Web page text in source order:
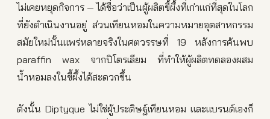
ไม่เคยหยุดกิจการ — ได้ชื่อว่าเป็นผู้ผลิตขี้ผึ้งที่เก่าแก่ที่สุดในโลก
ที่ยังดำเนินงานอยู่ ส่วนเทียนหอมในความหมายอุตสาหกรรม
สมัยใหม่นั้นแพร่หลายจริงในศตวรรษที่ 19 หลังการค้นพบ
paraffin wax จากปิโตรเลียม ที่ทำให้ผู้ผลิตทดลองผสม
น้ำหอมลงในขี้ผึ้งได้สะดวกขึ้น
ดังนั้น Diptyque ไม่ใช่ผู้ประดิษฐ์เทียนหอม และแบรนด์เองก็